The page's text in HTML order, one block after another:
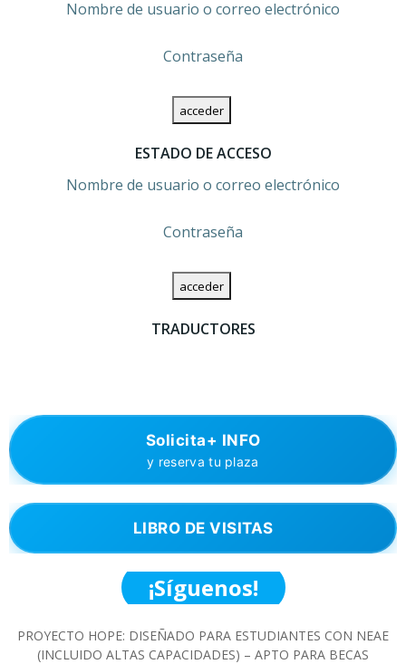
Nombre de usuario o correo electrónico
Contraseña
ESTADO DE ACCESO
Nombre de usuario o correo electrónico
Contraseña
TRADUCTORES
Solicita+ INFO
y reserva tu plaza
LIBRO DE VISITAS
¡Síguenos!
PROYECTO HOPE: DISEÑADO PARA ESTUDIANTES CON NEAE
(INCLUIDO ALTAS CAPACIDADES) – APTO PARA BECAS